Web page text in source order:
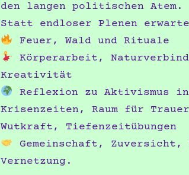
den langen politischen Atem.
Statt endloser Plenen
Feuer, Wald und Rituale
Körperarbeit,
Kreativität
Reflexion zu Aktivismus in
Krisenzeiten, Raum für
Wutkraft, Tiefenzeitübungen
Gemeinschaft, Zuversicht,
Vernetzung.